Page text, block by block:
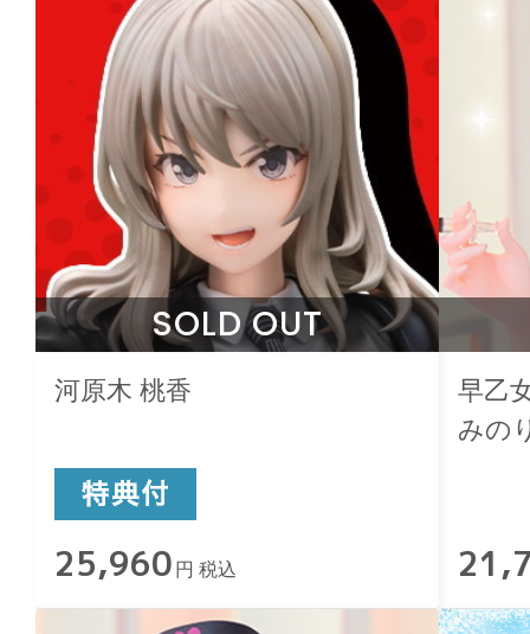
SOLD OUT
河原木 桃香
25,960 円 税込
早乙
みの